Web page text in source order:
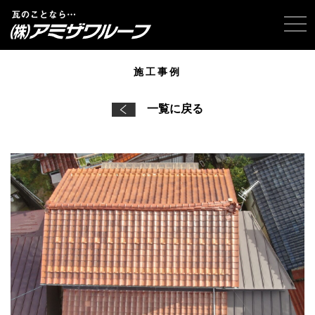
施工事例
一覧に戻る